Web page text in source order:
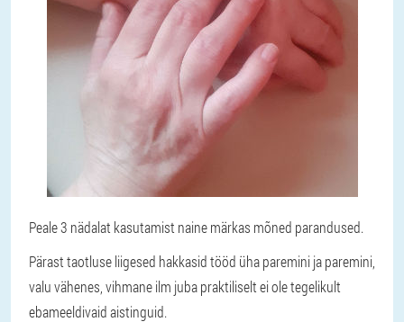
Peale 3 nädalat kasutamist naine märkas mõned parandused.
Pärast taotluse liigesed hakkasid tööd üha paremini ja paremini,
valu vähenes, vihmane ilm juba praktiliselt ei ole tegelikult
ebameeldivaid aistinguid.